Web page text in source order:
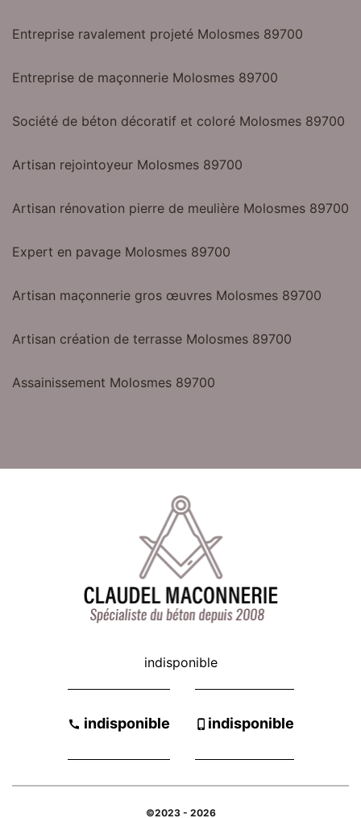
Entreprise ravalement projeté Molosmes 89700
Entreprise de maçonnerie Molosmes 89700
Société de béton décoratif et coloré Molosmes 89700
Artisan rejointoyeur Molosmes 89700
Artisan rénovation pierre de meulière Molosmes 89700
Expert en pavage Molosmes 89700
Artisan maçonnerie gros œuvres Molosmes 89700
Artisan création de terrasse Molosmes 89700
Assainissement Molosmes 89700
indisponible
indisponible indisponible
©2023 - 2026